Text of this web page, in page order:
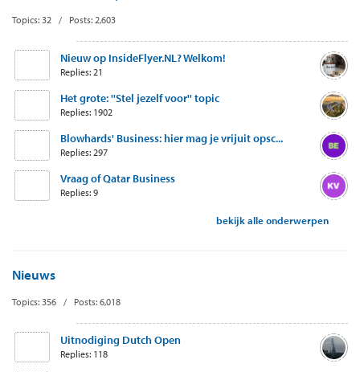
Topics: 32 / Posts: 2,603
Nieuw op InsideFlyer.NL? Welkom!
Replies: 21
Het grote: ''Stel jezelf voor'' topic
Replies: 1902
Blowhards' Business: hier mag je vrijuit opsc...
Replies: 297
Vraag of Qatar Business
Replies: 9
bekijk alle onderwerpen
Nieuws
Topics: 356 / Posts: 6,018
Uitnodiging Dutch Open
Replies: 118